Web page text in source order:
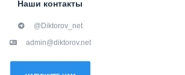
Наши контакты
@Diktorov_net
admin@diktorov.net